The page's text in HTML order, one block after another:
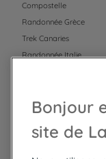
Compostelle
Randonnée Grèce
Trek Canaries
Randonnée Italie
Trek Mauritanie
Bonjour
site de